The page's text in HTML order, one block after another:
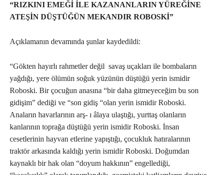
“RIZKINI EMEĞİ İLE KAZANANLARIN YÜREĞİNE
ATEŞİN DÜŞTÜĞÜN MEKANDIR ROBOSKİ”
Açıklamanın devamında şunlar kaydedildi:
“Gökten hayırlı rahmetler değil savaş uçakları ile bombaların
yağdığı, yere ölümün soğuk yüzünün düştüğü yerin ismidir
Roboski. Bir çocuğun anasına “bir daha gitmeyeceğim bu son
gidişim” dediği ve “son gidiş “olan yerin ismidir Roboski.
Anaların havarlarının arş- ı âlaya ulaştığı, yurttaş olanların
kanlarının toprağa düştüğü yerin ismidir Roboski. İnsan
cesetlerinin hayvan etlerine yapıştığı, çocukluk hatıralarının
traktör arkasında kaldığı yerin ismidir Roboski. Doğumdan
kaynaklı bir hak olan “doyum hakkının” engellediği,